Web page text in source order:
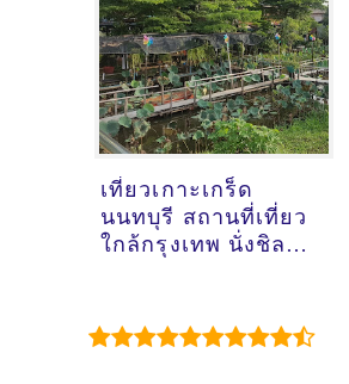
เที่ยวเกาะเกร็ด
นนทบุรี สถานที่เที่ยว
ใกล้กรุงเทพ นั่งชิลๆ